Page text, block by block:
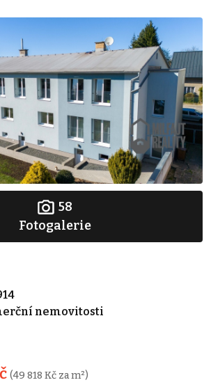
58
Fotogalerie
nemovitosti
(49 818 Kč za m²)